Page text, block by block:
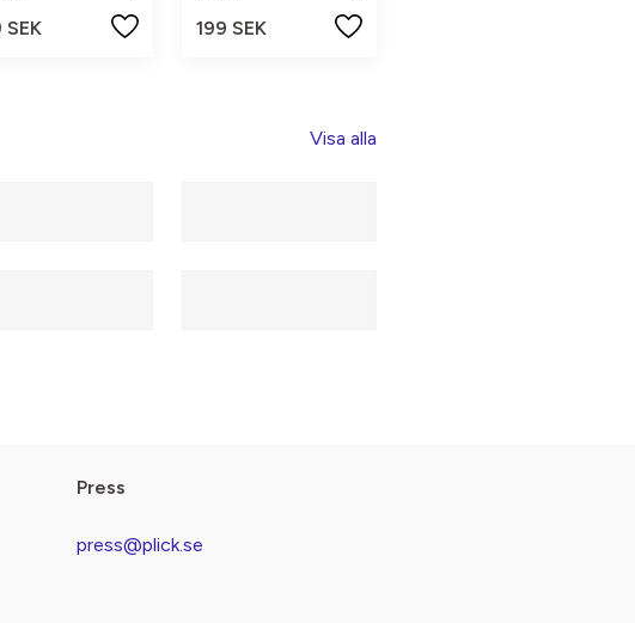
SEK
199 SEK
Visa alla
Press
press@plick.se